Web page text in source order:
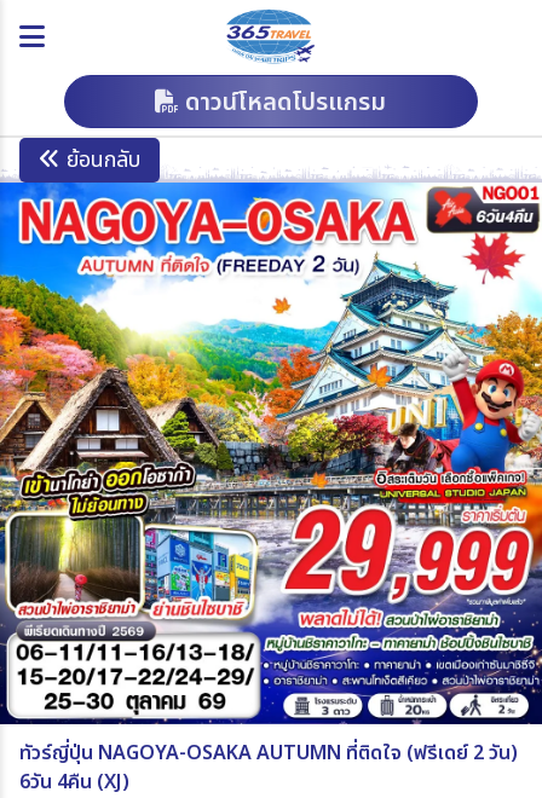
ดาวน์โหลดโปรแกรม
ย้อนกลับ
ทัวร์ญี่ปุ่น NAGOYA-OSAKA AUTUMN ที่ติดใจ (ฟรีเดย์ 2 วัน)
6วัน 4คืน (XJ)